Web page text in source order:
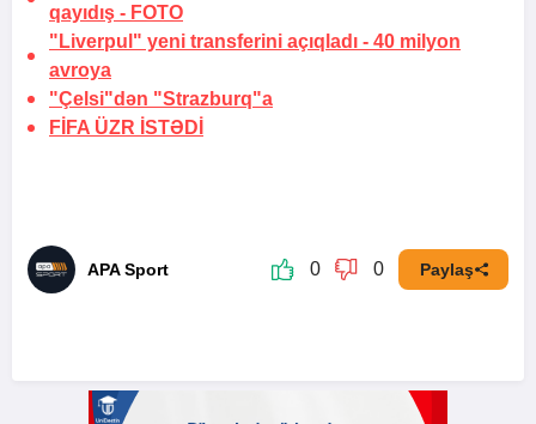
qayıdış - FOTO
"Liverpul" yeni transferini açıqladı - 40 milyon
avroya
"Çelsi"dən "Strazburq"a
FİFA ÜZR İSTƏDİ
APA Sport 0 0 Paylaş